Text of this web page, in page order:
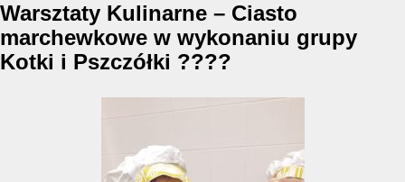
Warsztaty Kulinarne – Ciasto
marchewkowe w wykonaniu grupy
Kotki i Pszczółki ????